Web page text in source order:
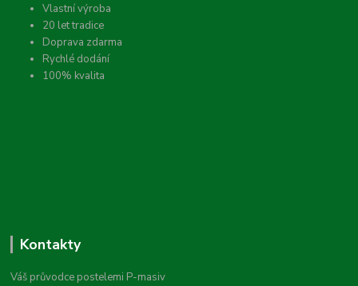
Vlastní výroba
20 let tradice
Doprava zdarma
Rychlé dodání
100% kvalita
Kontakty
Váš průvodce postelemi P-masiv